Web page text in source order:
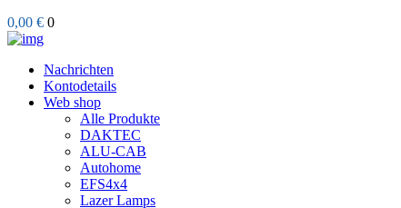
0,00 € 0
Nachrichten
Kontodetails
Web shop
Alle Produkte
DAKTEC
ALU-CAB
Autohome
EFS4x4
Lazer Lamps